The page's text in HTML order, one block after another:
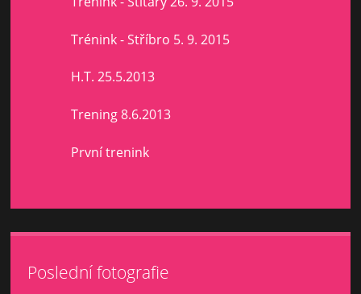
Trénink - Stříbro 5. 9. 2015
H.T. 25.5.2013
Trening 8.6.2013
První trenink
Poslední fotografie